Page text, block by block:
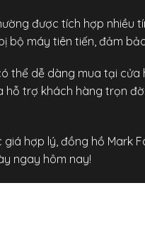
được tích hợp nhiều
bộ máy tiên tiến, đảm
thể dễ dàng mua tại
trợ khách hàng trọn
hợp lý, đồng hồ Mark
ngay hôm nay!